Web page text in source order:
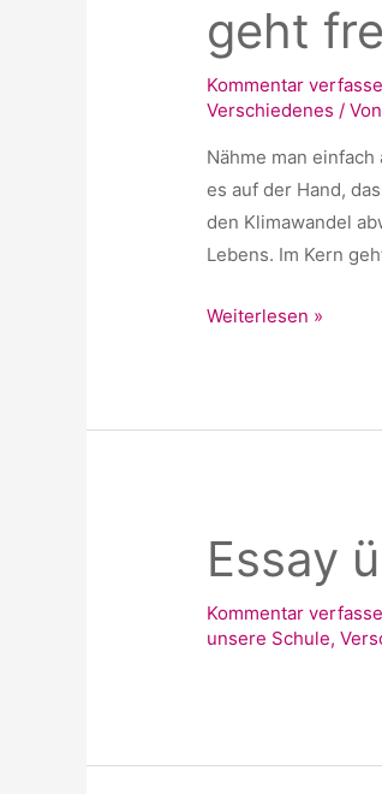
ändern
geht
Kommentar
Verschiedenes / Von
Nähme man
es auf der Hand,
den Klimawandel
Lebens. Im Kern
Wir
sterben?
Weiterlesen »
Essay
Kommentar
unsere Schule,